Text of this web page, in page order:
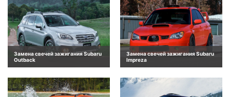
Замена свечей зажигания Subaru
Outback
Замена свечей зажигания Subaru
Impreza